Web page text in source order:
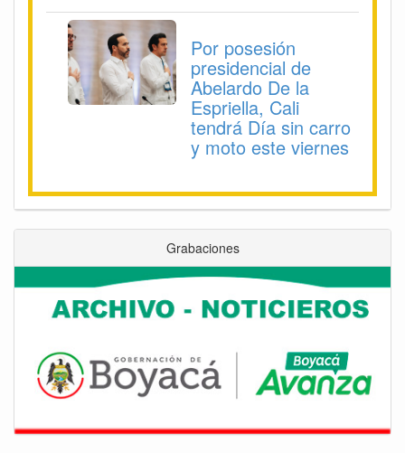
Por posesión
presidencial de
Abelardo De la
Espriella, Cali
tendrá Día sin carro
y moto este viernes
Grabaciones